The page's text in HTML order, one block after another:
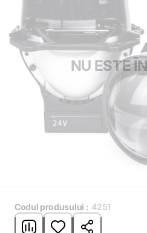
NU ESTE
Codul produsului : 4251